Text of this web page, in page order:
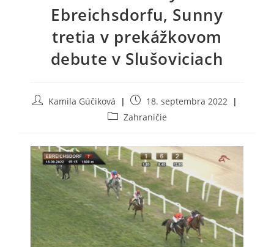
Ebreichsdorfu, Sunny
tretia v prekážkovom
debute v Slušoviciach
Post Kamila Gúčiková
Post
published:
18. septembra 2022
PostZahraničie